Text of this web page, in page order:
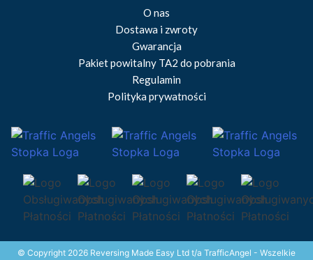
O nas
Dostawa i zwroty
Gwarancja
Pakiet powitalny TA2 do pobrania
Regulamin
Polityka prywatności
© Copyright 2026 Reversing Made Easy Ltd t/a TrafficAngel - Wszelkie